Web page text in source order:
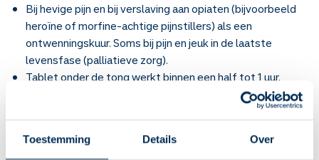
Toestemming Details Over
Bij hevige pijn en bij verslaving aan opiaten (bijvoorbeeld
heroïne of morfine-achtige pijnstillers) als een
ontwenningskuur. Soms bij pijn en jeuk in de laatste
levensfase (palliatieve zorg).
Tablet onder de tong werkt binnen een half tot 1 uur.
Injectie werkt sneller. Bij pijn en jeuk blijft het ongeveer 6
tot 1 week werken.